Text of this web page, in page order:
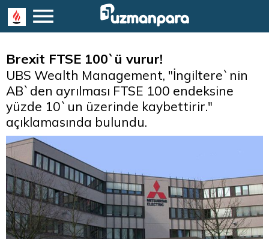
Brexit FTSE 100`ü vurur!
UBS Wealth Management, "İngiltere`nin
AB`den ayrılması FTSE 100 endeksine
yüzde 10`un üzerinde kaybettirir."
açıklamasında bulundu.